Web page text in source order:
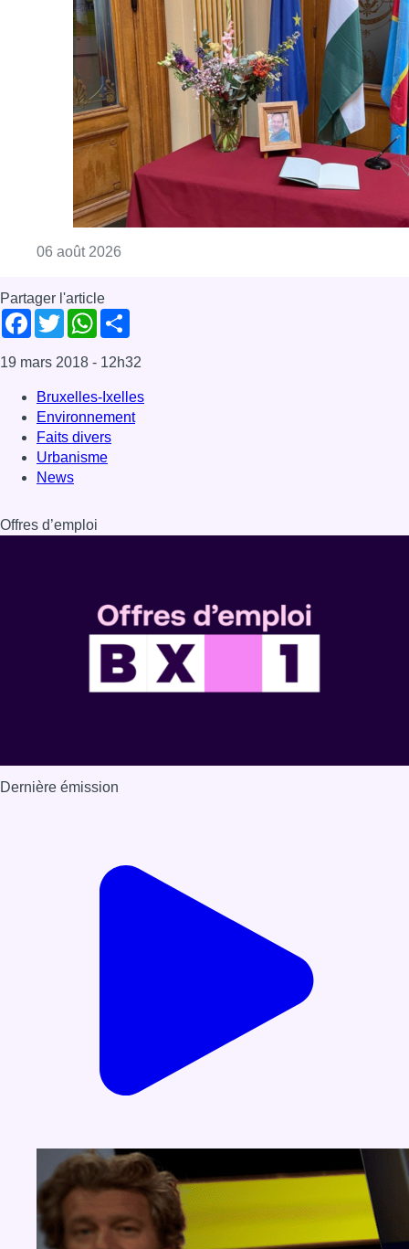
06 août 2026 Consulter l'article "La Commune d’Ixelles
Partager l'article
FacebookTwitterWhatsApp
Share
19 mars 2018- 12h32
Bruxelles-Ixelles
Environnement
Faits divers
Urbanisme
News